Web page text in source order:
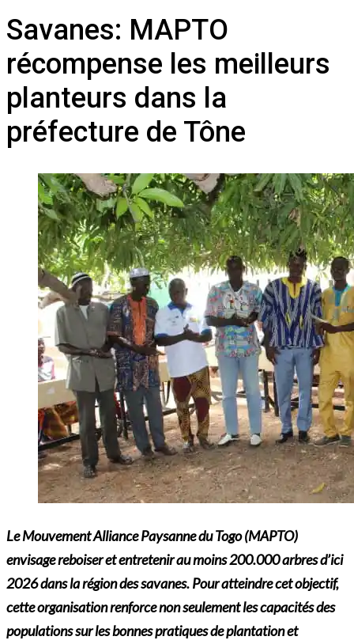
Savanes: MAPTO
récompense les meilleurs
planteurs dans la
préfecture de Tône
Le Mouvement Alliance Paysanne du Togo (MAPTO)
envisage reboiser et entretenir au moins 200.000 arbres d’ici
2026 dans la région des savanes. Pour atteindre cet objectif,
cette organisation renforce non seulement les capacités des
populations sur les bonnes pratiques de plantation et